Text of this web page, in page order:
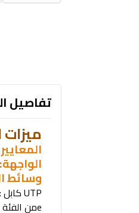
تفاصيل
ميزات
الواجهة:
وسائط
كابلUTP
من الفئة 5، 5e